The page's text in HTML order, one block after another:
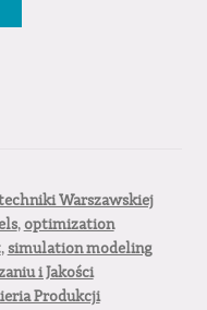
Warszawskiej
,optimization
, simulation modeling
i Jakości
Produkcji